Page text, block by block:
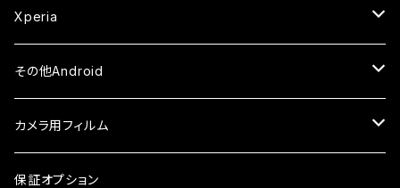
セラミックフィルム
セラミックフィルム
ガラスフィルム
ケース・カバー
iPhone6
ガラスフィルム
ケース・カバー
ケース
ガラスフィルム
ケース
iPhone7Plus
ガラスフィルム
ケース
iPhone8Plus
ガラスフィルム
ケース
セラミックフィルム
ケース
ガラスフィルム
セラミックフィルム
ケース
Xperia
ガラスフィルム
その他Android
AQUOS
ガラスフィルム
arrows
カメラ用フィルム
iPhone
保証オプション